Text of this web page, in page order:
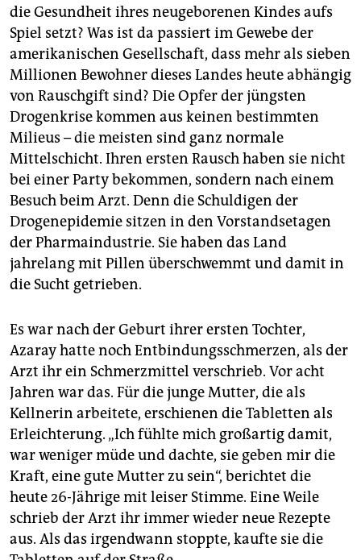
die Gesundheit ihres neugeborenen Kindes aufs
Spiel setzt? Was ist da passiert im Gewebe der
amerikanischen Gesellschaft, dass mehr als sieben
Millionen Bewohner dieses Landes heute abhängig
von Rauschgift sind? Die Opfer der jüngsten
Drogenkrise kommen aus keinen bestimmten
Milieus – die meisten sind ganz normale
Mittelschicht. Ihren ersten Rausch haben sie nicht
bei einer Party bekommen, sondern nach einem
Besuch beim Arzt. Denn die Schuldigen der
Drogenepidemie sitzen in den Vorstandsetagen
der Pharmaindustrie. Sie haben das Land
jahrelang mit Pillen überschwemmt und damit in
die Sucht getrieben.
Es war nach der Geburt ihrer ersten Tochter,
Azaray hatte noch Entbindungsschmerzen, als der
Arzt ihr ein Schmerzmittel verschrieb. Vor acht
Jahren war das. Für die junge Mutter, die als
Kellnerin arbeitete, erschienen die Tabletten als
Erleichterung. „Ich fühlte mich großartig damit,
war weniger müde und dachte, sie geben mir die
Kraft, eine gute Mutter zu sein“, berichtet die
heute 26-Jährige mit leiser Stimme. Eine Weile
schrieb der Arzt ihr immer wieder neue Rezepte
aus. Als das irgendwann stoppte, kaufte sie die